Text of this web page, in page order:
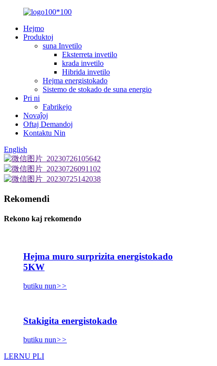
Hejmo
Produktoj
suna Invetilo
Eksterreta invetilo
krada invetilo
Hibrida invetilo
Hejma energistokado
Sistemo de stokado de suna energio
Pri ni
Fabrikejo
Novaĵoj
Oftaj Demandoj
Kontaktu Nin
English
Rekomendi
Rekono kaj rekomendo
Hejma muro surprizita energistokado
5KW
butiku nun>>
Stakigita energistokado
butiku nun>>
LERNU PLI